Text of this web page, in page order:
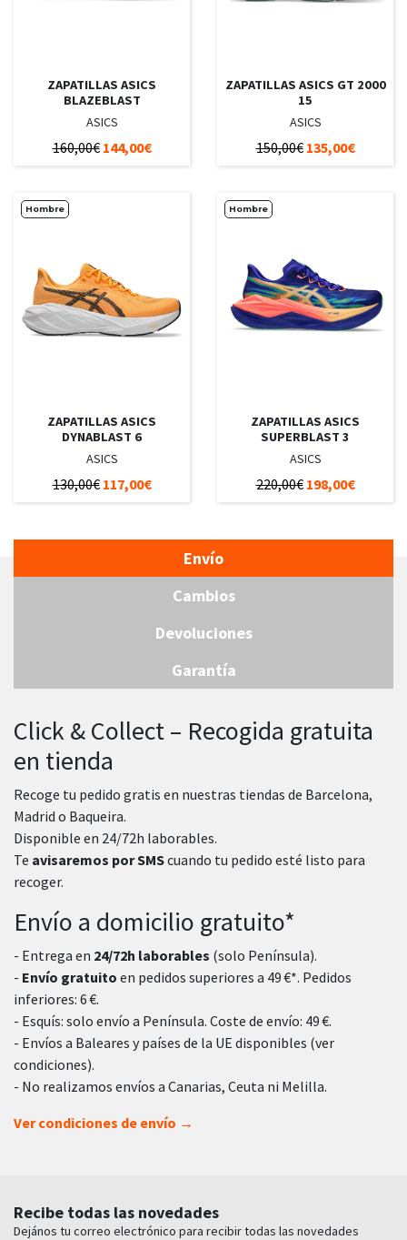
ZAPATILLAS ASICS
BLAZEBLAST
ASICS
160,00€ 144,00€
ZAPATILLAS ASICS GT 2000
15
ASICS
150,00€ 135,00€
Hombre
ZAPATILLAS ASICS
DYNABLAST 6
ASICS
130,00€ 117,00€
Hombre
ZAPATILLAS ASICS
SUPERBLAST 3
ASICS
220,00€ 198,00€
Envío
Cambios
Devoluciones
Garantía
Click & Collect – Recogida gratuita
en tienda
Recoge tu pedido gratis en nuestras tiendas de Barcelona,
Madrid o Baqueira.
Disponible en 24/72h laborables.
Te avisaremos por SMScuando tu pedido esté listo para
recoger.
Envío a domicilio gratuito*
- Entrega en 24/72h laborables (solo Península).
- Envío gratuito en pedidos superiores a 49 €*. Pedidos
inferiores: 6 €.
- Esquís: solo envío a Península. Coste de envío: 49 €.
- Envíos a Baleares y países de la UE disponibles (ver
condiciones).
- No realizamos envíos a Canarias, Ceuta ni Melilla.
Ver condiciones de envío →
Recibe todas las novedades
Dejános tu correo electrónico para recibir todas las novedades